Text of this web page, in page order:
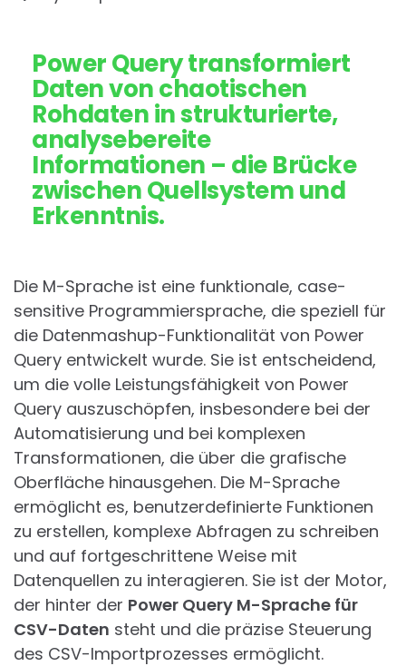
Power Query transformiert
Daten von chaotischen
Rohdaten in strukturierte,
analysebereite
Informationen – die Brücke
zwischen Quellsystem und
Erkenntnis.
Die M-Sprache ist eine funktionale, case-
sensitive Programmiersprache, die speziell für
die Datenmashup-Funktionalität von Power
Query entwickelt wurde. Sie ist entscheidend,
um die volle Leistungsfähigkeit von Power
Query auszuschöpfen, insbesondere bei der
Automatisierung und bei komplexen
Transformationen, die über die grafische
Oberfläche hinausgehen. Die M-Sprache
ermöglicht es, benutzerdefinierte Funktionen
zu erstellen, komplexe Abfragen zu schreiben
und auf fortgeschrittene Weise mit
Datenquellen zu interagieren. Sie ist der Motor,
der hinter der Power Query M-Sprache für
CSV-Daten steht und die präzise Steuerung
des CSV-Importprozesses ermöglicht.